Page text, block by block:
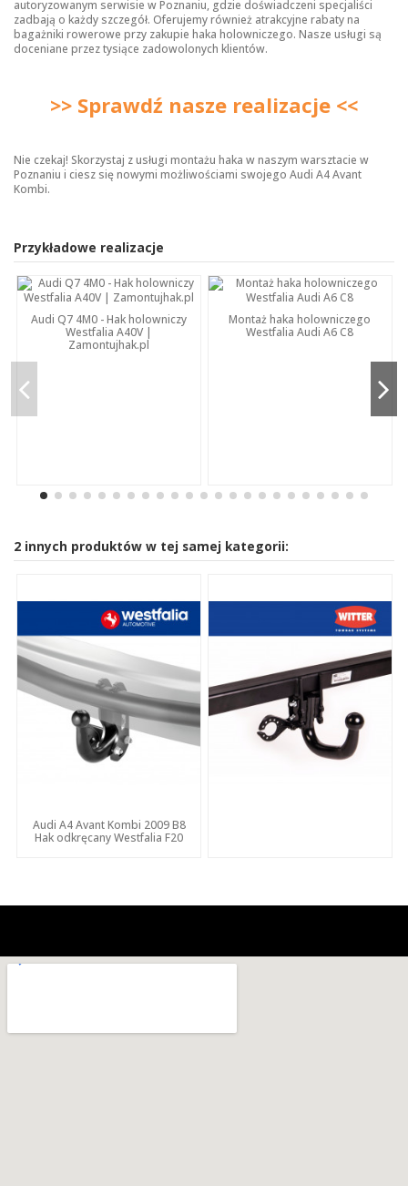
autoryzowanym serwisie w Poznaniu, gdzie doświadczeni specjaliści
zadbają o każdy szczegół. Oferujemy również atrakcyjne rabaty na
bagażniki rowerowe przy zakupie haka holowniczego. Nasze usługi są
doceniane przez tysiące zadowolonych klientów.
>> Sprawdź nasze realizacje <<
Nie czekaj! Skorzystaj z usługi montażu haka w naszym warsztacie w
Poznaniu i ciesz się nowymi możliwościami swojego Audi A4 Avant
Kombi.
Przykładowe realizacje
Audi Q7 4M0 - Hak holowniczy
Westfalia A40V |
Zamontujhak.pl
Montaż haka holowniczego
Westfalia Audi A6 C8
2 innych produktów w tej samej kategorii:
Audi A4 Avant Kombi 2009 B8
Hak odkręcany Westfalia F20